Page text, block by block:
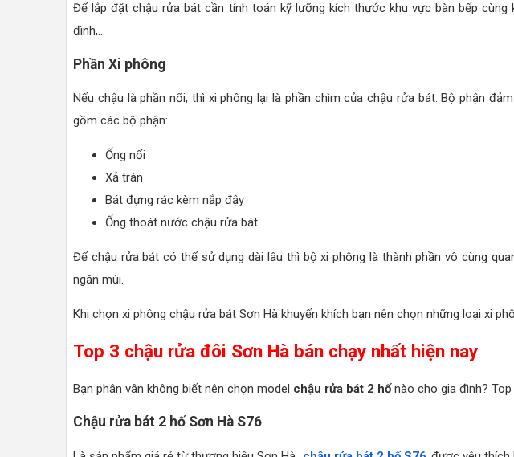
Để lắp đặt chậu rửa bát cần tính toán kỹ lưỡng kích thước khu vực bàn bếp
đình,...
Phần Xi phông
Nếu chậu là phần nổi, thì xi phông lại là phần chìm của chậu rửa bát. Bộ phận
gồm các bộ phận:
Ống nối
Xả tràn
Bát đựng rác kèm nắp đậy
Ống thoát nước chậu rửa bát
Để chậu rửa bát có thể sử dụng dài lâu thì bộ xi phông là thành phần vô cùng
ngăn mùi.
Khi chọn xi phông chậu rửa bát Sơn Hà khuyến khích bạn nên chọn những loại xi
Top 3 chậu rửa đôi Sơn Hà bán chạy nhất hiện nay
Bạn phân vân không biết nên chọn model chậu rửa bát 2 hốnào cho gia đình? Top
Chậu rửa bát 2 hố Sơn Hà S76